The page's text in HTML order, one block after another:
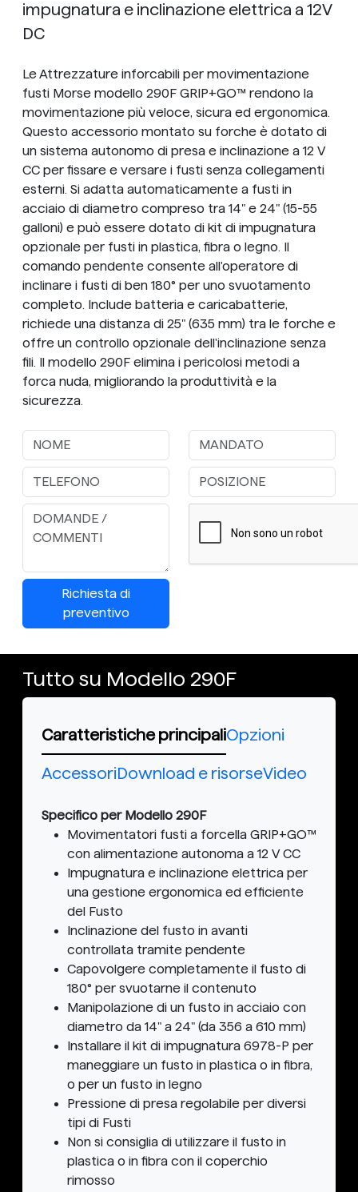
impugnatura e inclinazione elettrica a 12V
DC
Le Attrezzature inforcabili per movimentazione
fusti Morse modello 290F GRIP+GO™ rendono la
movimentazione più veloce, sicura ed ergonomica.
Questo accessorio montato su forche è dotato di
un sistema autonomo di presa e inclinazione a 12 V
CC per fissare e versare i fusti senza collegamenti
esterni. Si adatta automaticamente a fusti in
acciaio di diametro compreso tra 14" e 24" (15-55
galloni) e può essere dotato di kit di impugnatura
opzionale per fusti in plastica, fibra o legno. Il
comando pendente consente all'operatore di
inclinare i fusti di ben 180° per uno svuotamento
completo. Include batteria e caricabatterie,
richiede una distanza di 25" (635 mm) tra le forche e
offre un controllo opzionale dell'inclinazione senza
fili. Il modello 290F elimina i pericolosi metodi a
forca nuda, migliorando la produttività e la
sicurezza.
Richiesta di
preventivo
Tutto su Modello 290F
Caratteristiche principaliOpzioni
AccessoriDownload e risorseVideo
Specifico per Modello 290F
Movimentatori fusti a forcella GRIP+GO™
con alimentazione autonoma a 12 V CC
Impugnatura e inclinazione elettrica per
una gestione ergonomica ed efficiente
del Fusto
Inclinazione del fusto in avanti
controllata tramite pendente
Capovolgere completamente il fusto di
180° per svuotarne il contenuto
Manipolazione di un fusto in acciaio con
diametro da 14" a 24" (da 356 a 610 mm)
Installare il kit di impugnatura 6978-P per
maneggiare un fusto in plastica o in fibra,
o per un fusto in legno
Pressione di presa regolabile per diversi
tipi di Fusti
Non si consiglia di utilizzare il fusto in
plastica o in fibra con il coperchio
rimosso